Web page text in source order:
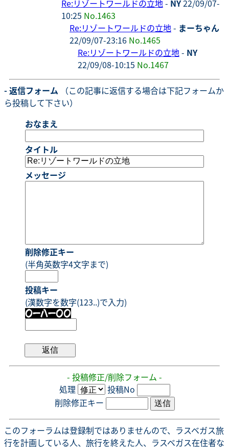
Re:リゾートワールドの立地- NY22/09/07-
10:25 No.1463
Re:リゾートワールドの立地- まーちゃん
22/09/07-23:16 No.1465
Re:リゾートワールドの立地- NY
22/09/08-10:15 No.1467
- 返信フォーム （この記事に返信する場合は下記フォームか
ら投稿して下さい）
おなまえ
タイトル
メッセージ
削除修正キー
(半角英数字4文字まで)
投稿キー
(漢数字を数字(123..)で入力)
- 投稿修正/削除フォーム -
処理
投稿No
削除修正キー
このフォーラムは登録制ではありませんので、ラスベガス旅
行を計画している人、旅行を終えた人、ラスベガス在住者な